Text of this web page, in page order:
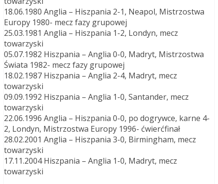
18.06.1980 Anglia – Hiszpania 2-1, Neapol, Mistrzostwa
Europy 1980- mecz fazy grupowej
25.03.1981 Anglia – Hiszpania 1-2, Londyn, mecz
towarzyski
05.07.1982 Hiszpania – Anglia 0-0, Madryt, Mistrzostwa
Świata 1982- mecz fazy grupowej
18.02.1987 Hiszpania – Anglia 2-4, Madryt, mecz
towarzyski
09.09.1992 Hiszpania – Anglia 1-0, Santander, mecz
towarzyski
22.06.1996 Anglia – Hiszpania 0-0, po dogrywce, karne 4-
2, Londyn, Mistrzostwa Europy 1996- ćwierćfinał
28.02.2001 Anglia – Hiszpania 3-0, Birmingham, mecz
towarzyski
17.11.2004 Hiszpania – Anglia 1-0, Madryt, mecz
towarzyski